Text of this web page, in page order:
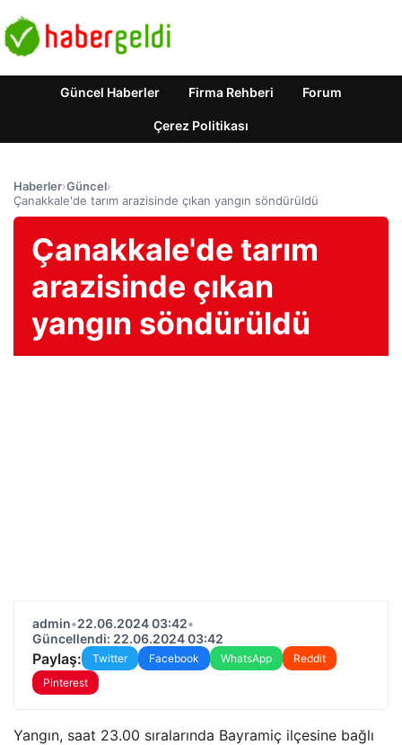
Güncel Haberler Firma Rehberi Forum
Çerez Politikası
Haberler›Güncel›
Çanakkale'de tarım arazisinde çıkan yangın söndürüldü
Çanakkale'de tarım
arazisinde çıkan
yangın söndürüldü
admin•22.06.2024 03:42•
Güncellendi: 22.06.2024 03:42
Paylaş: Twitter Facebook WhatsApp
Reddit
Pinterest
Yangın, saat 23.00 sıralarında Bayramiç ilçesine bağlı